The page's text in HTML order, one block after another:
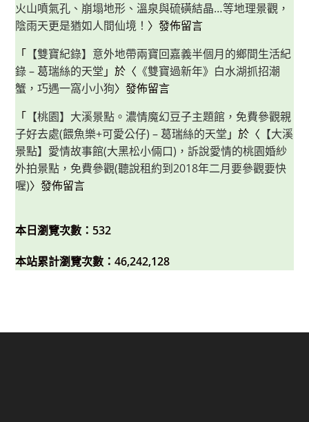
火山噴氣孔、崩塌地形、溫泉與硫磺結晶…等地理景觀，
陰雨天更是猶如人間仙境！ 〉發佈留言
「 【雙寶紀錄】意外地帶兩寶回嘉義半個月的鄉間生活紀
錄 – 葛瑞絲的天堂 」於〈 《雙寶過新年》白水湖抓招潮
蟹，巧遇一窩小小狗〉發佈留言
「 【桃園】大溪景點。濃情魔幻豆子主題館，免費參觀親
子好去處(餵魚樂+可愛公仔) – 葛瑞絲的天堂 」於〈 【大溪
景點】愛情故事館(大黑松小倆口)，訴說愛情的桃園婚紗
外拍景點，免費參觀(聽說租約到2018年二月要參觀要快
喔)〉發佈留言
本日瀏覽次數：532
本站累計瀏覽次數：46,242,128